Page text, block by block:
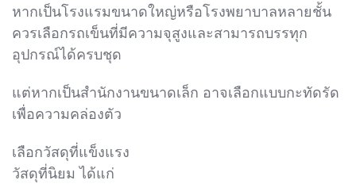
หากเป็นโรงแรมขนาดใหญ่หรือโรงพยาบาลหลายชั้น
ควรเลือกรถเข็นที่มีความจุสูงและสามารถบรรทุก
อุปกรณ์ได้ครบชุด
แต่หากเป็นสำนักงานขนาดเล็ก อาจเลือกแบบกะทัดรัด
เพื่อความคล่องตัว
เลือกวัสดุที่แข็งแรง
วัสดุที่นิยม ได้แก่